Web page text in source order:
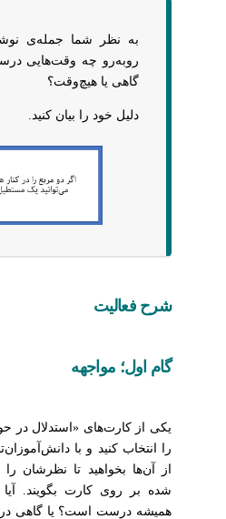
به نظر شما جمله‌ی
روبه‌رو چه وقت‌هایی
گاهی یا هیچ‌وقت؟
دلیل خود را بیان کنید.
شرح فعالیت
گام اول؛ مواجهه
یکی از کارت‌های «استدلال
را انتخاب کنید و با
از آن‌ها بخواهید تا نظرشان
شده بر روی کارت بگویند.
همیشه درست است؟ یا گاهی